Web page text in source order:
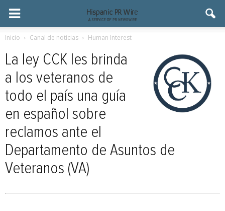
Inicio Canal de noticias Human Interest
La ley CCK les brinda
a los veteranos de
todo el país una guía
en español sobre
reclamos ante el
Departamento de Asuntos de
Veteranos (VA)